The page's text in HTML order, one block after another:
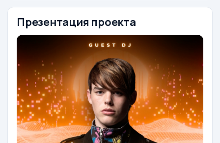
Презентация проекта